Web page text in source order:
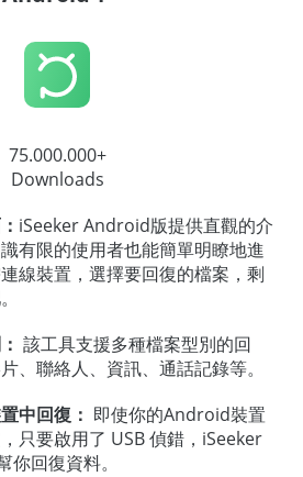
75.000.000+
Downloads
iSeeker Android版提供直觀的介
有限的使用者也能簡單明瞭地進
線裝置，選擇要回復的檔案，剩
該工具支援多種檔案型別的回
、聯絡人、資訊、通話記錄等。
中回復： 即使你的Android裝置
只要啟用了 USB 偵錯，iSeeker
回復資料。